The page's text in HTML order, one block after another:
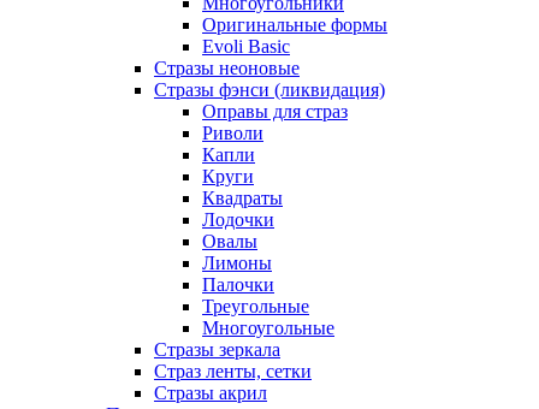
Оригинальные формы
Evoli Basic
Стразы неоновые
Стразы фэнси (ликвидация)
Оправы для страз
Риволи
Капли
Круги
Квадраты
Лодочки
Овалы
Лимоны
Палочки
Треугольные
Многоугольные
Стразы зеркала
Страз ленты, сетки
Стразы акрил